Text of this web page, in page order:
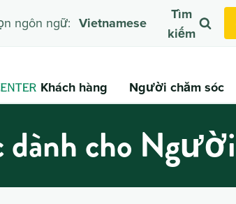
ngôn ngữ: Vietnamese
Tìm
kiếm
Khách hàng Người chăm sóc
cho